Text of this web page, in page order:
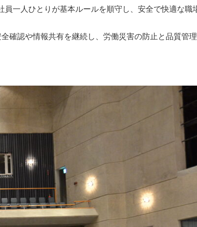
一人ひとりが基本ルールを順守し、安全で快適な職
確認や情報共有を継続し、労働災害の防止と品質管